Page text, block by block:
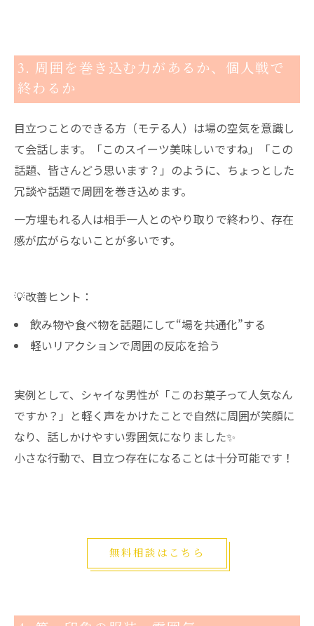
3. 周囲を巻き込む力があるか、個人戦で
終わるか
目立つことのできる方（モテる人）は場の空気を意識し
て会話します。「このスイーツ美味しいですね」「この
話題、皆さんどう思います？」のように、ちょっとした
冗談や話題で周囲を巻き込めます。
一方埋もれる人は相手一人とのやり取りで終わり、存在
感が広がらないことが多いです。
💡改善ヒント：
飲み物や食べ物を話題にして“場を共通化”する
軽いリアクションで周囲の反応を拾う
実例として、シャイな男性が「このお菓子って人気なん
ですか？」と軽く声をかけたことで自然に周囲が笑顔に
なり、話しかけやすい雰囲気になりました✨
小さな行動で、目立つ存在になることは十分可能です！
無料相談はこちら